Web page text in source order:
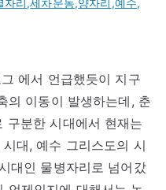
자리,세차운동,양자리 ,예수,
에서 언급했듯이 지구
의 이동이 발생하는데, 춘
구분한 시대에서 현재는
대, 예수 그리스도의 시
대인 물병자리로 넘어갔